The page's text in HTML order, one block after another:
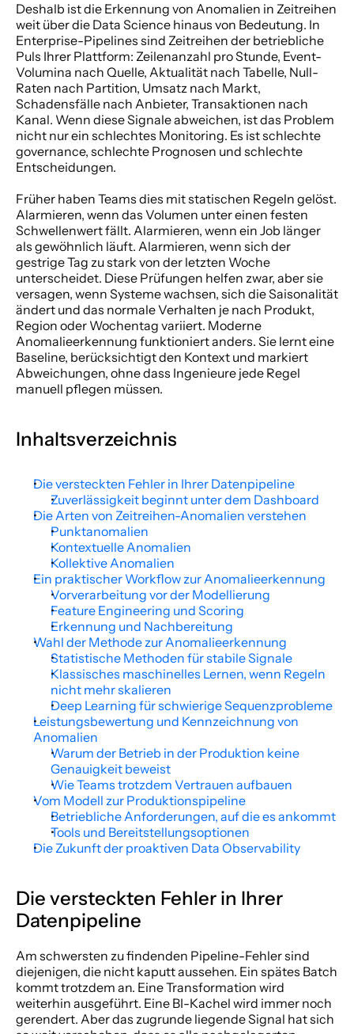
Deshalb ist die Erkennung von Anomalien in Zeitreihen
weit über die Data Science hinaus von Bedeutung. In
Enterprise-Pipelines sind Zeitreihen der betriebliche
Puls Ihrer Plattform: Zeilenanzahl pro Stunde, Event-
Volumina nach Quelle, Aktualität nach Tabelle, Null-
Raten nach Partition, Umsatz nach Markt,
Schadensfälle nach Anbieter, Transaktionen nach
Kanal. Wenn diese Signale abweichen, ist das Problem
nicht nur ein schlechtes Monitoring. Es ist schlechte
governance, schlechte Prognosen und schlechte
Entscheidungen.
Früher haben Teams dies mit statischen Regeln gelöst.
Alarmieren, wenn das Volumen unter einen festen
Schwellenwert fällt. Alarmieren, wenn ein Job länger
als gewöhnlich läuft. Alarmieren, wenn sich der
gestrige Tag zu stark von der letzten Woche
unterscheidet. Diese Prüfungen helfen zwar, aber sie
versagen, wenn Systeme wachsen, sich die Saisonalität
ändert und das normale Verhalten je nach Produkt,
Region oder Wochentag variiert. Moderne
Anomalieerkennung funktioniert anders. Sie lernt eine
Baseline, berücksichtigt den Kontext und markiert
Abweichungen, ohne dass Ingenieure jede Regel
manuell pflegen müssen.
Inhaltsverzeichnis
Die versteckten Fehler in Ihrer Datenpipeline
Zuverlässigkeit beginnt unter dem Dashboard
Die Arten von Zeitreihen-Anomalien verstehen
Punktanomalien
Kontextuelle Anomalien
Kollektive Anomalien
Ein praktischer Workflow zur Anomalieerkennung
Vorverarbeitung vor der Modellierung
Feature Engineering und Scoring
Erkennung und Nachbereitung
Wahl der Methode zur Anomalieerkennung
Statistische Methoden für stabile Signale
Klassisches maschinelles Lernen, wenn Regeln
nicht mehr skalieren
Deep Learning für schwierige Sequenzprobleme
Leistungsbewertung und Kennzeichnung von
Anomalien
Warum der Betrieb in der Produktion keine
Genauigkeit beweist
Wie Teams trotzdem Vertrauen aufbauen
Vom Modell zur Produktionspipeline
Betriebliche Anforderungen, auf die es ankommt
Tools und Bereitstellungsoptionen
Die Zukunft der proaktiven Data Observability
Die versteckten Fehler in Ihrer
Datenpipeline
Am schwersten zu findenden Pipeline-Fehler sind
diejenigen, die nicht kaputt aussehen. Ein spätes Batch
kommt trotzdem an. Eine Transformation wird
weiterhin ausgeführt. Eine BI-Kachel wird immer noch
gerendert. Aber das zugrunde liegende Signal hat sich